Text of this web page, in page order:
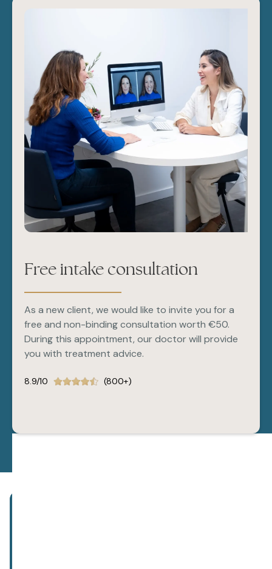
Free intake consultation
As a new client, we would like to invite you for a
free and non-binding consultation worth €50.
During this appointment, our doctor will provide
you with treatment advice.
8.9/10 (800+)